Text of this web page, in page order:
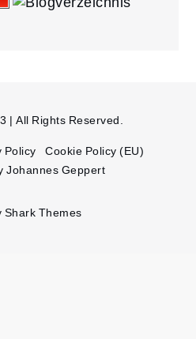
| All Rights Reserved.
Policy
Cookie Policy (EU)
Johannes Geppert
Shark Themes